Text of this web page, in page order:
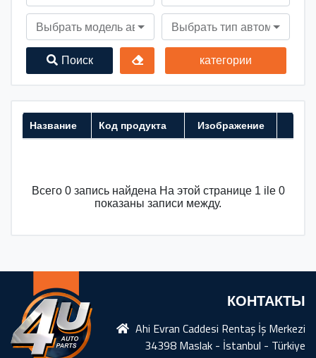
Выбрать модель автомобиляВыбрать тип автомобиля
Поиск категории
Название Код продукта Изображение
Всего 0 запись найдена На этой странице 1 ile 0
показаны записи между.
КОНТАКТЫ
Ahi Evran Caddesi Rentaş İş Merkezi
34398 Maslak - İstanbul - Türkiye